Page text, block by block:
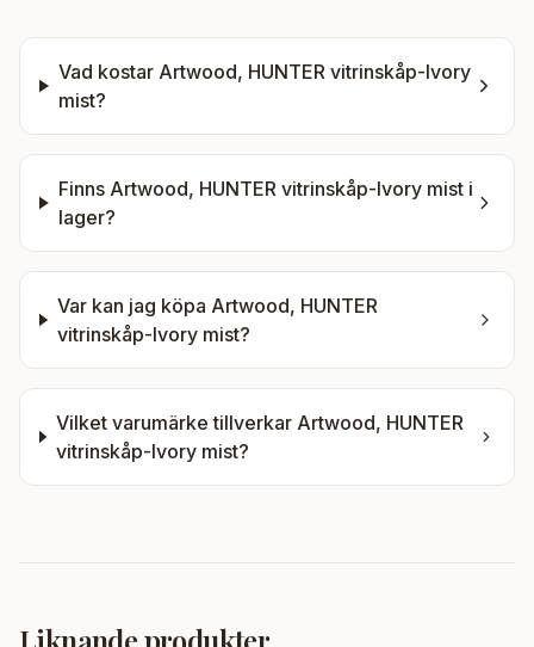
Vad kostar Artwood, HUNTER vitrinskåp-Ivory
mist?
Finns Artwood, HUNTER vitrinskåp-Ivory misti
lager?
Var kan jag köpa Artwood, HUNTER
vitrinskåp-Ivory mist?
Vilket varumärke tillverkar Artwood, HUNTER
vitrinskåp-Ivory mist?